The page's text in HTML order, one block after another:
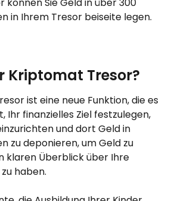
in Ihrem Tresor beiseite legen.
Kriptomat Tresor?
ist eine neue Funktion, die es
Ihr finanzielles Ziel festzulegen,
und dort Geld in
zu deponieren, um Geld zu
klaren Überblick über Ihre
haben.